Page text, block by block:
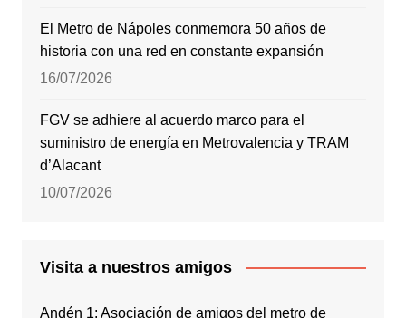
El Metro de Nápoles conmemora 50 años de
historia con una red en constante expansión
16/07/2026
FGV se adhiere al acuerdo marco para el
suministro de energía en Metrovalencia y TRAM
d’Alacant
10/07/2026
Visita a nuestros amigos
Andén 1: Asociación de amigos del metro de